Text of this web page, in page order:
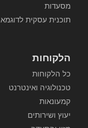
מסעדות
תוכנית עסקית לדוגמא
הלקוחות
כל הלקוחות
טכנולוגיה ואינטרנט
קמעונאות
יעוץ ושירותים